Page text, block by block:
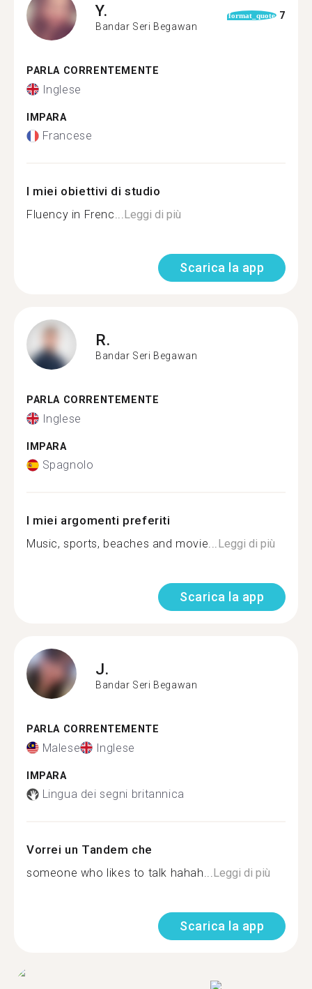
Y.
Bandar Seri Begawan
format_quote 7
PARLA CORRENTEMENTE
Inglese
IMPARA
Francese
I miei obiettivi di studio
Fluency in Frenc...Leggi di più
Scarica la app
R.
Bandar Seri Begawan
PARLA CORRENTEMENTE
Inglese
IMPARA
Spagnolo
I miei argomenti preferiti
Music, sports, beaches and movie...Leggi di più
Scarica la app
J.
Bandar Seri Begawan
PARLA CORRENTEMENTE
Malese Inglese
IMPARA
Lingua dei segni britannica
Vorrei un Tandem che
someone who likes to talk hahah...Leggi di più
Scarica la app